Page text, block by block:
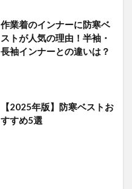
作業着のインナーに防寒ベ
ストが人気の理由！半袖・
長袖インナーとの違いは？
【2025年版】防寒ベストお
すすめ5選